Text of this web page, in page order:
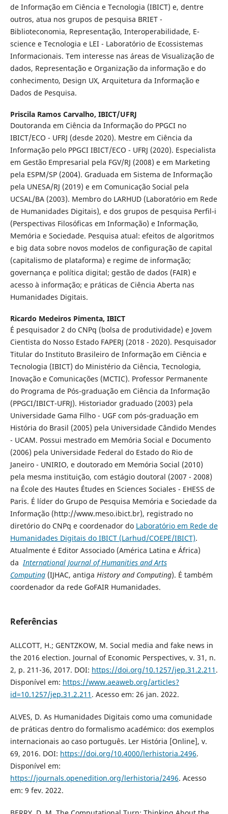
de Informação em Ciência e Tecnologia (IBICT) e, dentre
outros, atua nos grupos de pesquisa BRIET -
Biblioteconomia, Representação, Interoperabilidade, E-
science e Tecnologia e LEI - Laboratório de Ecossistemas
Informacionais. Tem interesse nas áreas de Visualização de
dados, Representação e Organização da informação e do
conhecimento, Design UX, Arquitetura da Informação e
Dados de Pesquisa.
Priscila Ramos Carvalho, IBICT/UFRJ
Doutoranda em Ciência da Informação do PPGCI no
IBICT/ECO - UFRJ (desde 2020). Mestre em Ciência da
Informação pelo PPGCI IBICT/ECO - UFRJ (2020). Especialista
em Gestão Empresarial pela FGV/RJ (2008) e em Marketing
pela ESPM/SP (2004). Graduada em Sistema de Informação
pela UNESA/RJ (2019) e em Comunicação Social pela
UCSAL/BA (2003). Membro do LARHUD (Laboratório em Rede
de Humanidades Digitais), e dos grupos de pesquisa Perfil-i
(Perspectivas Filosóficas em Informação) e Informação,
Memória e Sociedade. Pesquisa atual: efeitos de algoritmos
e big data sobre novos modelos de configuração de capital
(capitalismo de plataforma) e regime de informação;
governança e política digital; gestão de dados (FAIR) e
acesso à informação; e práticas de Ciência Aberta nas
Humanidades Digitais.
Ricardo Medeiros Pimenta, IBICT
É pesquisador 2 do CNPq (bolsa de produtividade) e Jovem
Cientista do Nosso Estado FAPERJ (2018 - 2020). Pesquisador
Titular do Instituto Brasileiro de Informação em Ciência e
Tecnologia (IBICT) do Ministério da Ciência, Tecnologia,
Inovação e Comunicações (MCTIC). Professor Permanente
do Programa de Pós-graduação em Ciência da Informação
(PPGCI/IBICT-UFRJ). Historiador graduado (2003) pela
Universidade Gama Filho - UGF com pós-graduação em
História do Brasil (2005) pela Universidade Cândido Mendes
- UCAM. Possui mestrado em Memória Social e Documento
(2006) pela Universidade Federal do Estado do Rio de
Janeiro - UNIRIO, e doutorado em Memória Social (2010)
pela mesma instituição, com estágio doutoral (2007 - 2008)
na École des Hautes Études en Sciences Sociales - EHESS de
Paris. É líder do Grupo de Pesquisa Memória e Sociedade da
Informação (http://www.meso.ibict.br), registrado no
diretório do CNPq e coordenador do Laboratório em Rede de
Humanidades Digitais do IBICT (Larhud/COEPE/IBICT).
Atualmente é Editor Associado (América Latina e África)
da International Journal of Humanities and Arts
Computing(IJHAC, antiga History and Computing). É também
coordenador da rede GoFAIR Humanidades.
Referências
ALLCOTT, H.; GENTZKOW, M. Social media and fake news in
the 2016 election. Journal of Economic Perspectives, v. 31, n.
2, p. 211-36, 2017. DOI: https://doi.org/10.1257/jep.31.2.211 .
Disponível em: https://www.aeaweb.org/articles?
id=10.1257/jep.31.2.211 . Acesso em: 26 jan. 2022.
ALVES, D. As Humanidades Digitais como uma comunidade
de práticas dentro do formalismo académico: dos exemplos
internacionais ao caso português. Ler História [Online], v.
69, 2016. DOI: https://doi.org/10.4000/lerhistoria.2496.
Disponível em:
https://journals.openedition.org/lerhistoria/2496. Acesso
em: 9 fev. 2022.